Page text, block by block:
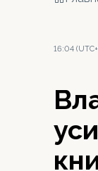
16:04